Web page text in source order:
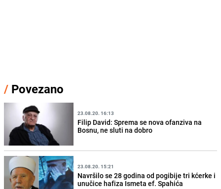
/ Povezano
23.08.20. 16:13
Filip David: Sprema se nova ofanziva na
Bosnu, ne sluti na dobro
23.08.20. 15:21
Navršilo se 28 godina od pogibije tri kćerke i
unučice hafiza Ismeta ef. Spahića